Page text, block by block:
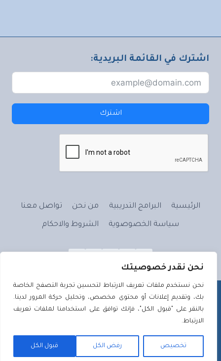
نحن نقدر خصوصيتك
نحن نستخدم ملفات تعريف الارتباط لتحسين تجربة التصفح الخاصة
بك، وتقديم إعلانات أو محتوى مخصص، وتحليل حركة المرور لدينا.
بالنقر على "قبول الكل"، فإنك توافق على استخدامنا لملفات تعريف
الارتباط.
تخصيص رفض الكل قبول الكل
اشترك في القائمة البريدية:
اشترك
الرئيسية البرامج التدريبية من نحن تواصل معنا
سياسة الخصوصوية الشروط والاحكام
تصميم وتطويرتصميم ويب | Tassmeemweb